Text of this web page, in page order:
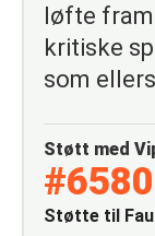
løfte
kritiske
som
Støtt med
Støtte til